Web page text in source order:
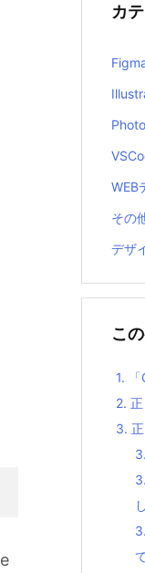
カ
WEB
その
デザ
こ
1.
2.
3.